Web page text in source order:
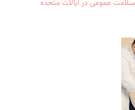
سلامت عمومی در ایالات متحده